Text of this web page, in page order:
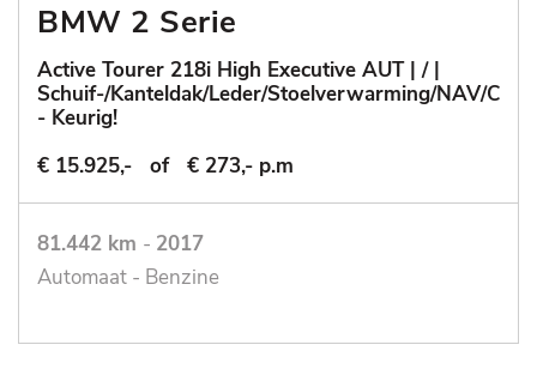
BMW 2 Serie
Active Tourer 218i High Executive AUT | / |
Schuif-/Kanteldak/Leder/Stoelverwarming/NAV/
- Keurig!
€ 15.925,-
of € 273,- p.m
81.442 km - 2017
Automaat - Benzine